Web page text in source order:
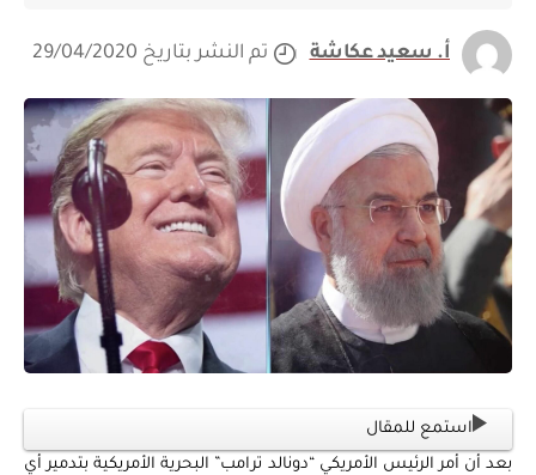
أ. سعيد عكاشة تم النشر بتاريخ 29/04/2020
استمع للمقال
بعد أن أمر الرئيس الأمريكي “دونالد ترامب” البحرية الأمريكية بتدمير أي